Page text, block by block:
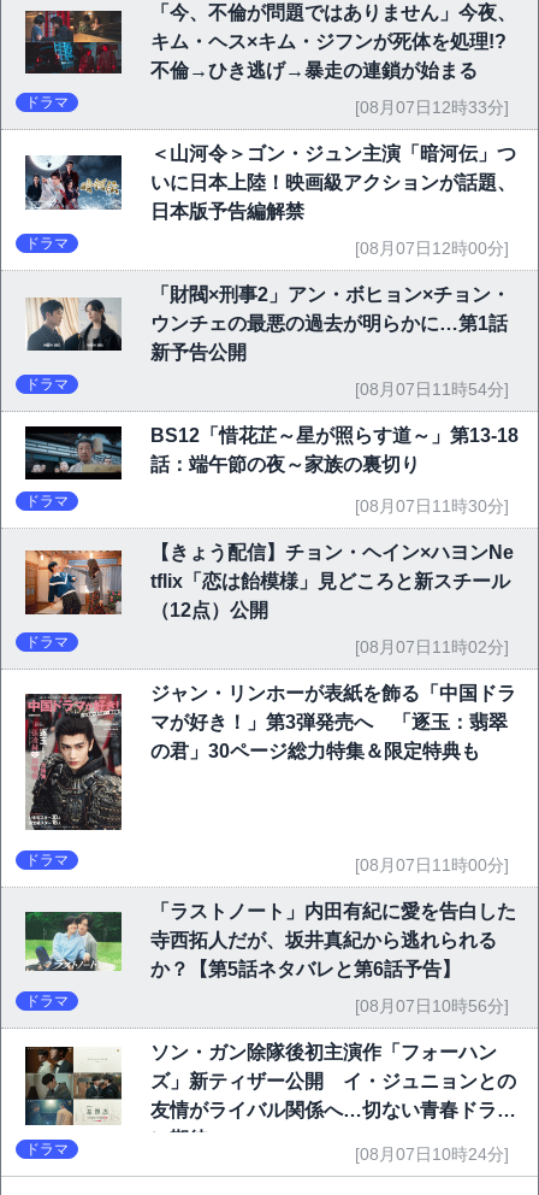
「今、不倫が問題ではありません」今夜、
キム・ヘス×キム・ジフンが死体を処理!?
不倫→ひき逃げ→暴走の連鎖が始まる
ドラマ [08月07日12時33分]
＜山河令＞ゴン・ジュン主演「暗河伝」つ
いに日本上陸！映画級アクションが話題、
日本版予告編解禁
ドラマ [08月07日12時00分]
「財閥×刑事2」アン・ボヒョン×チョン・
ウンチェの最悪の過去が明らかに…第1話
新予告公開
ドラマ [08月07日11時54分]
BS12「惜花芷～星が照らす道～」第13-18
話：端午節の夜～家族の裏切り
ドラマ [08月07日11時30分]
【きょう配信】チョン・ヘイン×ハヨンNe
tflix「恋は飴模様」見どころと新スチール
（12点）公開
ドラマ [08月07日11時02分]
ジャン・リンホーが表紙を飾る「中国ドラ
マが好き！」第3弾発売へ 「逐玉：翡翠
の君」30ページ総力特集＆限定特典も
ドラマ [08月07日11時00分]
「ラストノート」内田有紀に愛を告白した
寺西拓人だが、坂井真紀から逃れられる
か？【第5話ネタバレと第6話予告】
ドラマ [08月07日10時56分]
ソン・ガン除隊後初主演作「フォーハン
ズ」新ティザー公開 イ・ジュニョンとの
友情がライバル関係へ…切ない青春ドラマ
に期待
ドラマ [08月07日10時24分]